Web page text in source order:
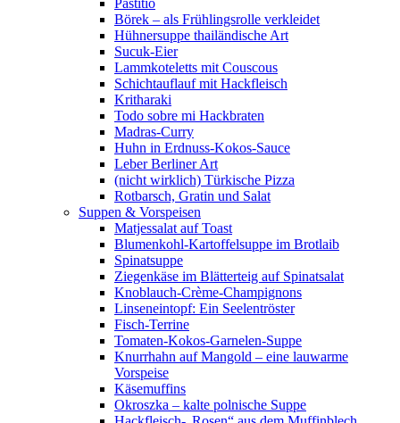
Pastitio
Börek – als Frühlingsrolle verkleidet
Hühnersuppe thailändische Art
Sucuk-Eier
Lammkoteletts mit Couscous
Schichtauflauf mit Hackfleisch
Kritharaki
Todo sobre mi Hackbraten
Madras-Curry
Huhn in Erdnuss-Kokos-Sauce
Leber Berliner Art
(nicht wirklich) Türkische Pizza
Rotbarsch, Gratin und Salat
Suppen & Vorspeisen
Matjessalat auf Toast
Blumenkohl-Kartoffelsuppe im Brotlaib
Spinatsuppe
Ziegenkäse im Blätterteig auf Spinatsalat
Knoblauch-Crème-Champignons
Linseneintopf: Ein Seelentröster
Fisch-Terrine
Tomaten-Kokos-Garnelen-Suppe
Knurrhahn auf Mangold – eine lauwarme
Vorspeise
Käsemuffins
Okroszka – kalte polnische Suppe